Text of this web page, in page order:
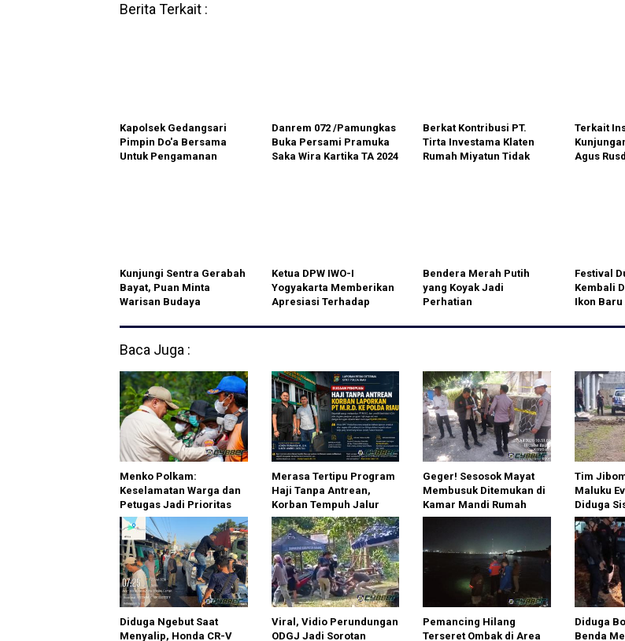
Berita Terkait :
Kapolsek Gedangsari
Pimpin Do'a Bersama
Untuk Pengamanan
Danrem 072 /Pamungkas
Buka Persami Pramuka
Saka Wira Kartika TA 2024
Berkat Kontribusi PT.
Tirta Investama Klaten
Rumah Miyatun Tidak
Terkait
Agus
Kunjungi Sentra Gerabah
Bayat, Puan Minta
Warisan Budaya
Ketua DPW IWO-I
Yogyakarta Memberikan
Apresiasi Terhadap
Bendera Merah Putih
yang Koyak Jadi
Perhatian
Festival
Kembali
Ikon Baru
Baca Juga :
Menko Polkam:
Keselamatan Warga dan
Petugas Jadi Prioritas
Penanganan Karhutla
Merasa Tertipu Program
Haji Tanpa Antrean,
Korban Tempuh Jalur
Hukum di Polda Riau
Geger! Sesosok Mayat
Membusuk Ditemukan di
Kamar Mandi Rumah
Dinas di Cilegon, Polisi
Tim
Maluku
Diduga
Pesawat
Negara
Diduga Ngebut Saat
Menyalip, Honda CR-V
Viral, Vidio Perundungan
ODGJ Jadi Sorotan
Pemancing Hilang
Terseret Ombak di Area
Diduga
Benda